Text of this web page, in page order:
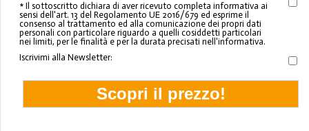
* Il sottoscritto dichiara di aver ricevuto completa informativa ai
sensi dell'art. 13 del Regolamento UE 2016/679 ed esprime il
consenso al trattamento ed alla comunicazione dei propri dati
personali con particolare riguardo a quelli cosiddetti particolari
nei limiti, per le finalità e per la durata precisati nell'informativa.
Iscrivimi alla Newsletter: